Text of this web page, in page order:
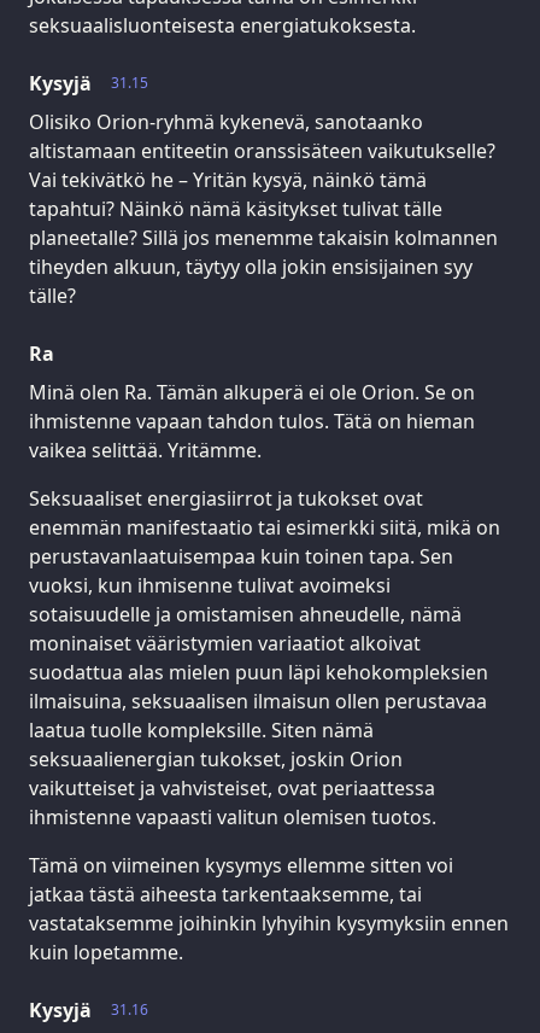
seksuaalisluonteisesta energiatukoksesta.
31.15
Kysyjä
Olisiko Orion-ryhmä kykenevä, sanotaanko
altistamaan entiteetin oranssisäteen vaikutukselle?
Vai tekivätkö he – Yritän kysyä, näinkö tämä
tapahtui? Näinkö nämä käsitykset tulivat tälle
planeetalle? Sillä jos menemme takaisin kolmannen
tiheyden alkuun, täytyy olla jokin ensisijainen syy
tälle?
Ra
Minä olen Ra. Tämän alkuperä ei ole Orion. Se on
ihmistenne vapaan tahdon tulos. Tätä on hieman
vaikea selittää. Yritämme.
Seksuaaliset energiasiirrot ja tukokset ovat
enemmän manifestaatio tai esimerkki siitä, mikä on
perustavanlaatuisempaa kuin toinen tapa. Sen
vuoksi, kun ihmisenne tulivat avoimeksi
sotaisuudelle ja omistamisen ahneudelle, nämä
moninaiset vääristymien variaatiot alkoivat
suodattua alas mielen puun läpi kehokompleksien
ilmaisuina, seksuaalisen ilmaisun ollen perustavaa
laatua tuolle kompleksille. Siten nämä
seksuaalienergian tukokset, joskin Orion
vaikutteiset ja vahvisteiset, ovat periaattessa
ihmistenne vapaasti valitun olemisen tuotos.
Tämä on viimeinen kysymys ellemme sitten voi
jatkaa tästä aiheesta tarkentaaksemme, tai
vastataksemme joihinkin lyhyihin kysymyksiin ennen
kuin lopetamme.
31.16
Kysyjä